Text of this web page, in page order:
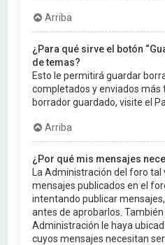
Arriba
¿Para qué sirve el botón
de temas?
Esto le permitirá guardar
completados y enviados más
borrador guardado, visite el
Arriba
¿Por qué mis mensajes
La Administración del foro
mensajes publicados en el
intentando publicar
antes de aprobarlos.
Administración le haya
cuyos mensajes necesitan